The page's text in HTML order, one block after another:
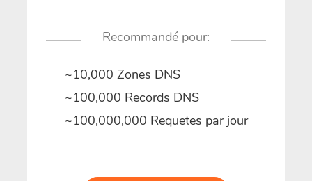
Recommandé pour:
~10,000 Zones DNS
~100,000 Records DNS
~100,000,000 Requetes par jour